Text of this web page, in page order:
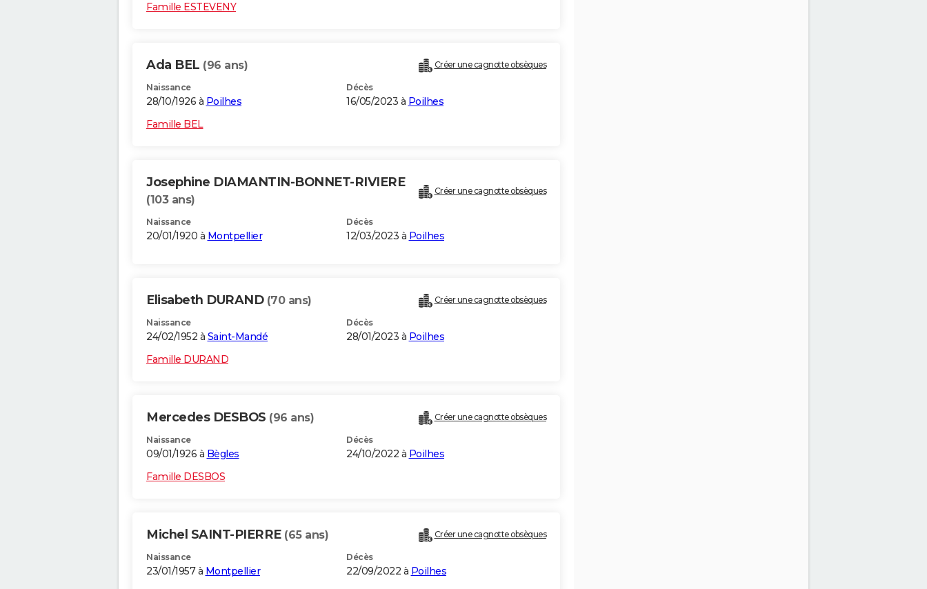
Famille ESTEVENY
Ada BEL (96 ans) Créer une cagnotte obsèques
Naissance
28/10/1926 à Poilhes
Décès
16/05/2023 à Poilhes
Famille BEL
Josephine DIAMANTIN-BONNET-RIVIERE
(103 ans)
Créer une cagnotte obsèques
Naissance
20/01/1920 à Montpellier
Décès
12/03/2023 à Poilhes
Elisabeth DURAND (70 ans) Créer une cagnotte obsèques
Naissance
24/02/1952 à Saint-Mandé
Décès
28/01/2023 à Poilhes
Famille DURAND
Mercedes DESBOS (96 ans) Créer une cagnotte obsèques
Naissance
09/01/1926 à Bègles
Décès
24/10/2022 à Poilhes
Famille DESBOS
Michel SAINT-PIERRE (65 ans) Créer une cagnotte obsèques
Naissance
23/01/1957 à Montpellier
Décès
22/09/2022 à Poilhes